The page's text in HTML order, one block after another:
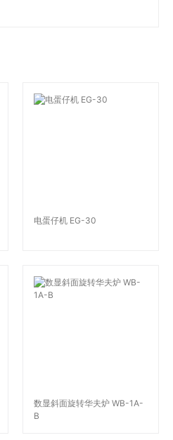
电蛋仔机 EG-30
数显斜面旋转华夫炉 WB-1A-
B